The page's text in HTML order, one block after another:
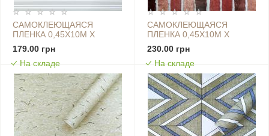
САМОКЛЕЮЩАЯСЯ
ПЛЕНКА 0,45Х10М Х
0,07ММ БЕЛЫЙ ДЫМ SW-
00001211
179.00 грн
На складе
САМОКЛЕЮЩАЯСЯ
ПЛЕНКА 0,45Х10М Х
0,07ММ БОРДОВЫЙ
КИРПИЧ SW-00001271
230.00 грн
На складе